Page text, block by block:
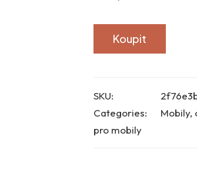
Koupit
SKU:
Categories:
Mobily,
pro mobily